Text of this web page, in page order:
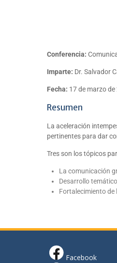
Conferencia:
Imparte: Dr. Salvador
Fecha: 17 de marzo
Resumen
La aceleración
pertinentes para dar
Tres son los tópicos
La comunicación
Desarrollo
Fortalecimiento
Facebook